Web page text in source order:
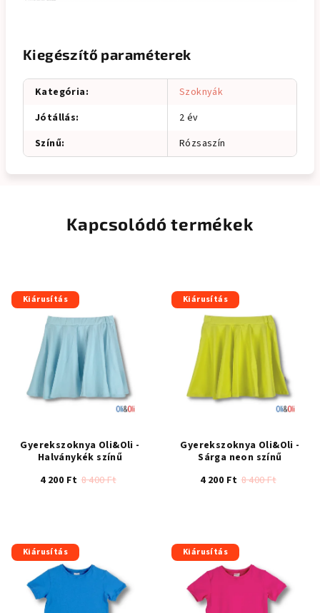
Kiegészítő paraméterek
Kategória:
Szoknyák
Jótállás:
2 év
Színű: Rózsaszín
Kapcsolódó termékek
Kiárusítás
Gyerekszoknya Oli&Oli -
Halványkék színű
4 200 Ft 8 400 Ft
Kiárusítás
Gyerekszoknya Oli&Oli -
Sárga neon színű
4 200 Ft 8 400 Ft
Kiárusítás Kiárusítás